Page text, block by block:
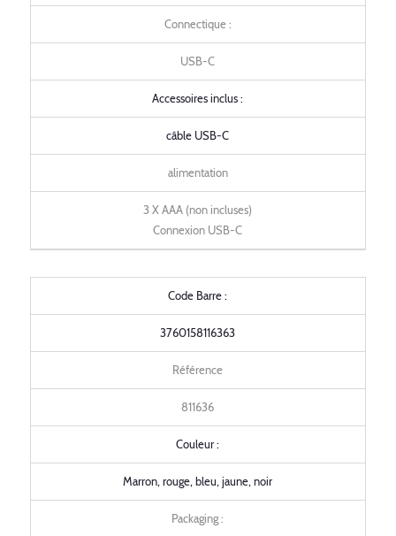
Connectique :
USB-C
Accessoires inclus :
câble USB-C
alimentation
3 X AAA (non incluses)
Connexion USB-C
Code Barre :
3760158116363
Référence
811636
Couleur :
Marron, rouge, bleu, jaune, noir
Packaging :